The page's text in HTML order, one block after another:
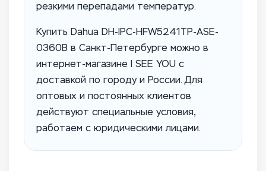
резкими перепадами температур.
Купить Dahua DH-IPC-HFW5241TP-ASE-
0360B в Санкт-Петербурге можно в
интернет-магазине I SEE YOU с
доставкой по городу и России. Для
оптовых и постоянных клиентов
действуют специальные условия,
работаем с юридическими лицами.